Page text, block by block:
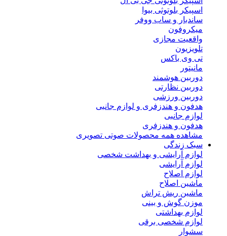
اسپیکر بلوتوثی بیوا
ساندبار و ساب ووفر
میکروفون
واقعیت مجازی
تلویزیون
تی وی باکس
مانیتور
دوربین هوشمند
دوربین نظارتی
دوربین ورزشی
هدفون و هندزفری و لوازم جانبی
لوازم جانبی
هدفون و هندزفری
مشاهده همه محصولات صوتی تصویری
سبک زندگی
لوازم آرایشی و بهداشت شخصی
لوازم آرایشی
لوازم اصلاح
ماشین اصلاح
ماشین ریش تراش
موزن گوش و بینی
لوازم بهداشتی
لوازم شخصی برقی
سشوار